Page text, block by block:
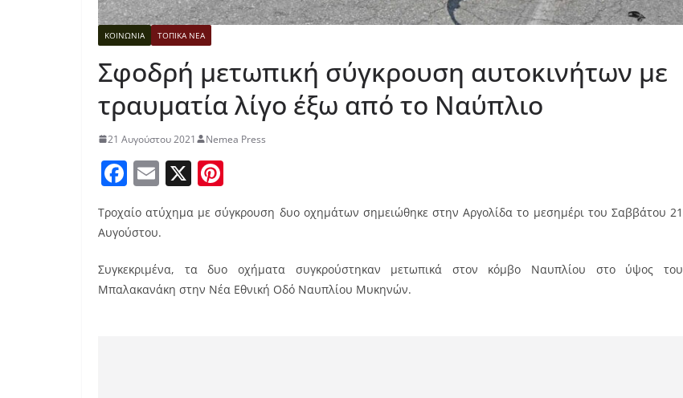
ΚΟΙΝΩΝΙΑ ΤΟΠΙΚΑ ΝΕΑ
Σφοδρή μετωπική σύγκρουση αυτοκινήτων με
τραυματία λίγο έξω από το Ναύπλιο
21 Αυγούστου 2021 Nemea Press
F
a
c
b
o
E
m
ai
X
nt
er
st
Τροχαίο ατύχημα με σύγκρουση δυο οχημάτων σημειώθηκε στην Αργολίδα το μεσημέρι του Σαββάτου 21
Αυγούστου.
Συγκεκριμένα, τα δυο οχήματα συγκρούστηκαν μετωπικά στον κόμβο Ναυπλίου στο ύψος του
Μπαλακανάκη στην Νέα Εθνική Οδό Ναυπλίου Μυκηνών.